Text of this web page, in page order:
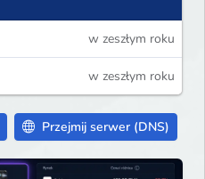
w zeszłym roku
w zeszłym roku
Przejmij serwer (DNS)